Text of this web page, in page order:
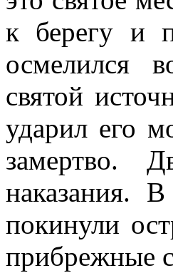
к берегу и
осмелился
святой
ударил его
замертво.
наказания.
покинули
прибрежные